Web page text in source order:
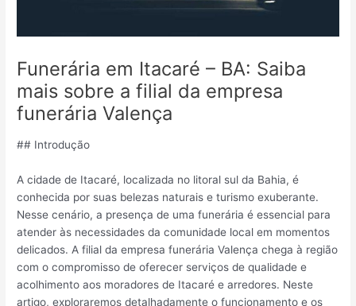
Funerária em Itacaré – BA: Saiba
mais sobre a filial da empresa
funerária Valença
## Introdução
A cidade de Itacaré, localizada no litoral sul da Bahia, é
conhecida por suas belezas naturais e turismo exuberante.
Nesse cenário, a presença de uma funerária é essencial para
atender às necessidades da comunidade local em momentos
delicados. A filial da empresa funerária Valença chega à região
com o compromisso de oferecer serviços de qualidade e
acolhimento aos moradores de Itacaré e arredores. Neste
artigo, exploraremos detalhadamente o funcionamento e os